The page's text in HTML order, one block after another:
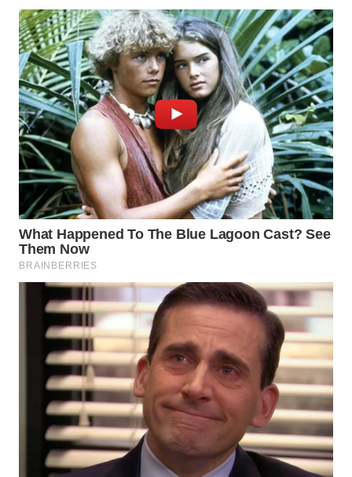
WN
KALBAR
WN
KALTENG
WN
KALTARA
WN
KALSEL
WN
KALTIM
WN
SULSEL
WN
GORONTALO
WN
SULUT
WN